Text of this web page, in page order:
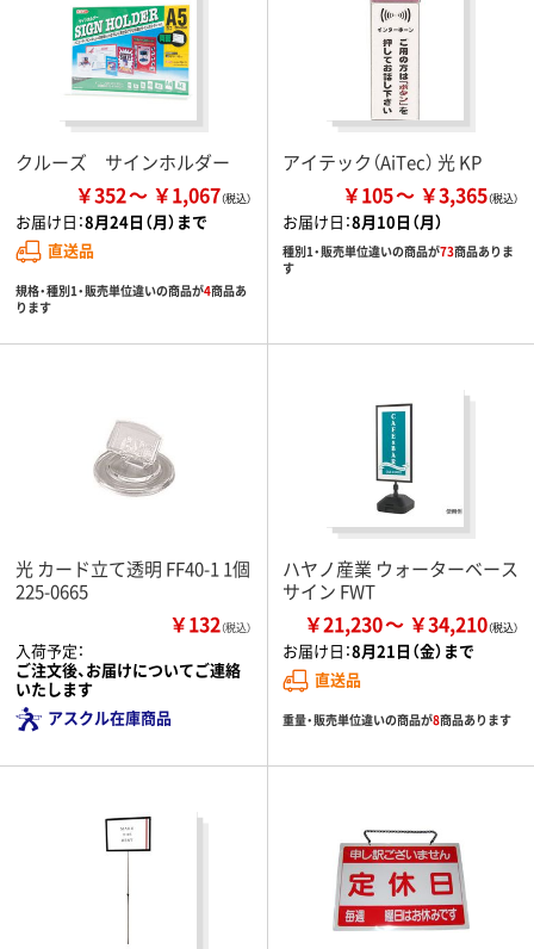
クルーズ サインホルダー
￥352 ￥1,067
お届け日：8月24日（月）まで
直送品
規格・種別1・販売単位違いの商品が4商品あ
ります
アイテック（AiTec） 光 KP
￥105 ￥3,365
お届け日：8月10日（月）
種別1・販売単位違いの商品が73商品ありま
す
光 カード立て透明 FF40-1 1個
225-0665
￥132（税込）
入荷予定：
ご注文後、お届けについてご連絡
いたします
アスクル在庫商品
ハヤノ産業 ウォーターベース
サイン FWT
￥21,230 ￥34,210
お届け日：8月21日（金）まで
直送品
重量・販売単位違いの商品が8商品あります